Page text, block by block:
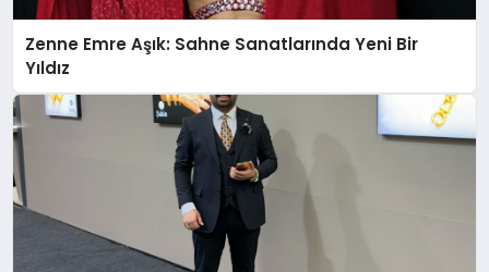
Zenne Emre Aşık: Sahne Sanatlarında Yeni Bir
Yıldız